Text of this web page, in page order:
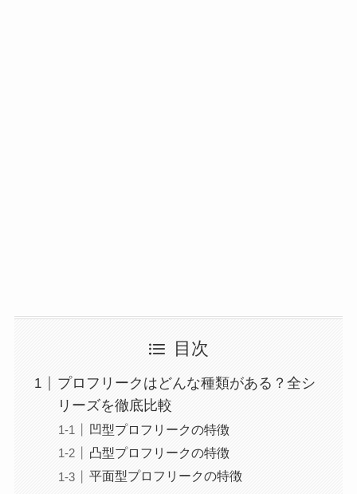
目次
プロフリークはどんな種類がある？全シ
リーズを徹底比較
凹型プロフリークの特徴
凸型プロフリークの特徴
平面型プロフリークの特徴